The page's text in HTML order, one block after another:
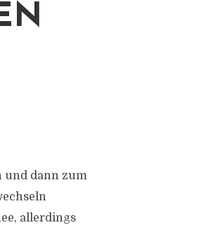
und dann zum
allerdings